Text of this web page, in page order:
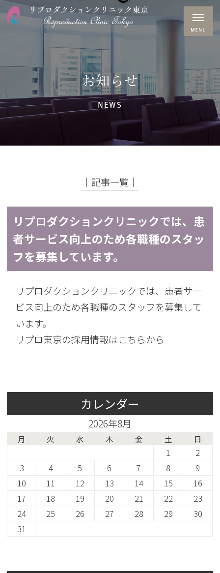
お知らせ
NEWS
│記事一覧│
リプロダクションクリニックでは、患
者サービス向上のため各職種のスタッ
フを募集しています。
リプロダクションクリニックでは、患者サー
ビス向上のため各職種のスタッフを募集して
います。
リプロ東京の採用情報はこちらから
カレンダー
2026年8月
月 火 水 木 金 土 日
1
2
3
4 5 6 7 8
9
10
11 12 13 14 15
16
17
18 19 20 21 22
23
24
25 26 27 28 29
30
31